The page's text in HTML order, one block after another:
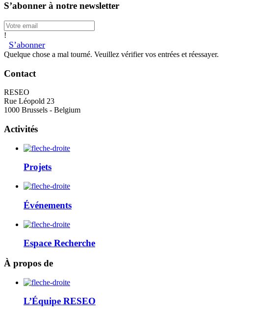
S’abonner à notre newsletter
!
S’abonner
Quelque chose a mal tourné. Veuillez vérifier vos entrées et réessayer.
Contact
RESEO
Rue Léopold 23
1000 Brussels - Belgium
Activités
Projets
Événements
Espace Recherche
À propos de
L’Équipe RESEO